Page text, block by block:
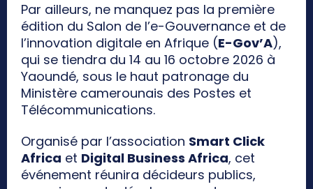
Par ailleurs, ne manquez pas la première
édition du Salon de l’e-Gouvernance et de
l’innovation digitale en Afrique (E-Gov’A),
qui se tiendra du 14 au 16 octobre 2026 à
Yaoundé, sous le haut patronage du
Ministère camerounais des Postes et
Télécommunications.
Organisé par l’association Smart Click
Africa et Digital Business Africa, cet
événement réunira décideurs publics,